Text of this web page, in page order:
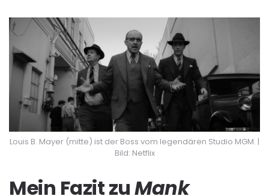
Louis B. Mayer (mitte) ist der Boss vom legendären Studio MGM. |
Bild: Netflix
Mein Fazit zuMank